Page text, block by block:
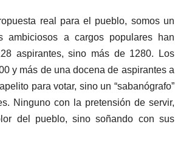
real para el pueblo, somos un
a cargos populares han
aspirantes, sino más de 1280. Los
y más de una docena de aspirantes a
para votar, sino un “sabanógrafo”
Ninguno con la pretensión de servir,
del pueblo, sino soñando con sus